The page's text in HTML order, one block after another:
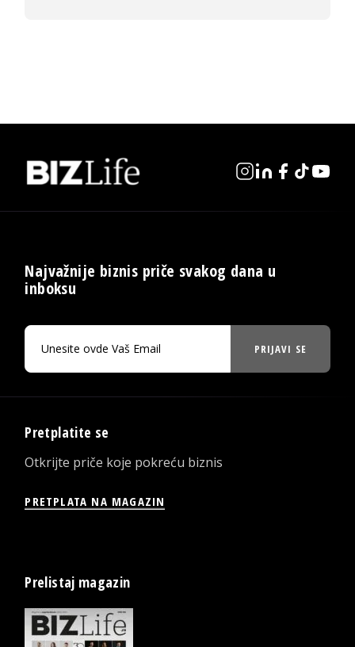
Najvažnije biznis priče svakog dana u
inboksu
PRIJAVI SE
Pretplatite se
Otkrijte priče koje pokreću biznis
PRETPLATA NA MAGAZIN
Prelistaj magazin